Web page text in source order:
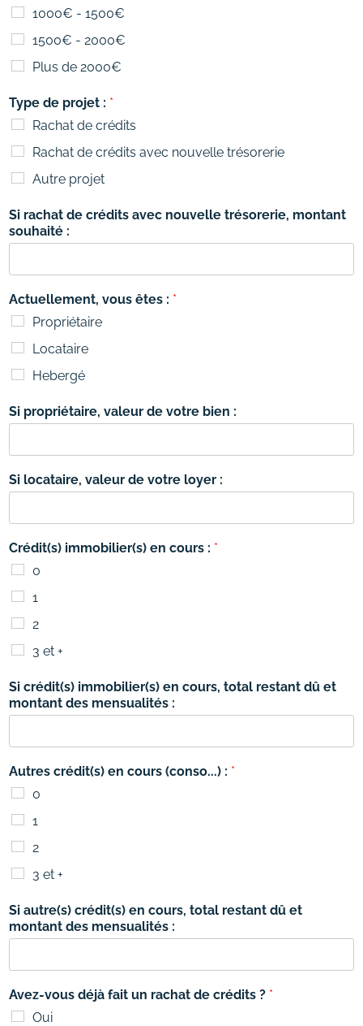
1000€ - 1500€
1500€ - 2000€
Plus de 2000€
Type de projet : *
Rachat de crédits
Rachat de crédits avec nouvelle trésorerie
Autre projet
Si rachat de crédits avec nouvelle trésorerie, montant
souhaité :
Actuellement, vous êtes : *
Propriétaire
Locataire
Hebergé
Si propriétaire, valeur de votre bien :
Si locataire, valeur de votre loyer :
Crédit(s) immobilier(s) en cours : *
0
1
2
3 et +
Si crédit(s) immobilier(s) en cours, total restant dû et
montant des mensualités :
Autres crédit(s) en cours (conso...) : *
0
1
2
3 et +
Si autre(s) crédit(s) en cours, total restant dû et
montant des mensualités :
Avez-vous déjà fait un rachat de crédits ? *
Oui